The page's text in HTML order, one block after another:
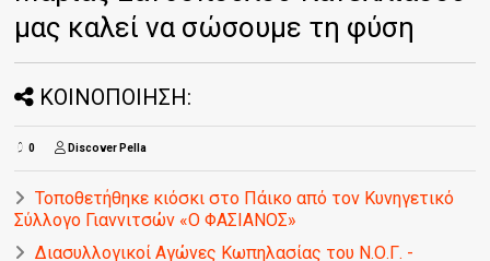
μας καλεί να σώσουμε τη φύση
ΚΟΙΝΟΠΟΙΗΣΗ:
0 Discover Pella
Τοποθετήθηκε κιόσκι στο Πάικο από τον Κυνηγετικό
Σύλλογο Γιαννιτσών «Ο ΦΑΣΙΑΝΟΣ»
Διασυλλογικοί Αγώνες Κωπηλασίας του Ν.Ο.Γ. -